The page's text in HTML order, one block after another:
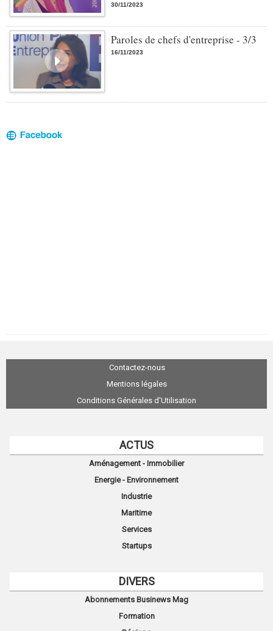
30/11/2023
Paroles de chefs d'entreprise - 3/3
16/11/2023
Contactez-nous
Mentions légales
Conditions Générales d'Utilisation
ACTUS
Aménagement - Immobilier
Energie - Environnement
Industrie
Maritime
Services
Startups
DIVERS
Abonnements Businews Mag
Formation